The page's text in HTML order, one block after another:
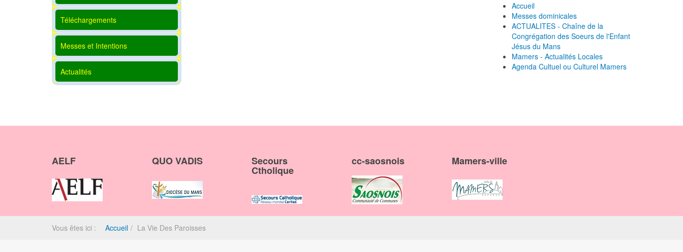
Téléchargements
Messes et Intentions
Actualités
Accueil
Messes dominicales
ACTUALITES - Chaîne de la
Congrégation des Soeurs de l'Enfant
Jésus du Mans
Mamers - Actualités Locales
Agenda Cultuel ou Culturel Mamers
AELF QUO VADIS Secours
Ctholique
cc-saosnois Mamers-ville
Vous êtes ici : Accueil La Vie Des Paroisses